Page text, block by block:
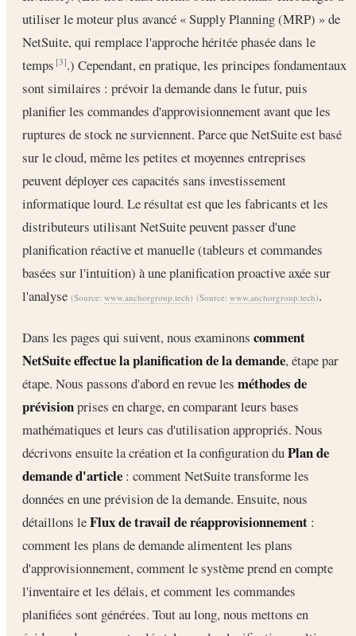
utiliser le moteur plus avancé « Supply Planning (MRP) » de
NetSuite, qui remplace l'approche héritée phasée dans le
temps[3].) Cependant, en pratique, les principes fondamentaux
sont similaires : prévoir la demande dans le futur, puis
planifier les commandes d'approvisionnement avant que les
ruptures de stock ne surviennent. Parce que NetSuite est basé
sur le cloud, même les petites et moyennes entreprises
peuvent déployer ces capacités sans investissement
informatique lourd. Le résultat est que les fabricants et les
distributeurs utilisant NetSuite peuvent passer d'une
planification réactive et manuelle (tableurs et commandes
basées sur l'intuition) à une planification proactive axée sur
l'analyse (Source: www.anchorgroup.tech) (Source: www.anchorgroup.tech).
Dans les pages qui suivent, nous examinons comment
NetSuite effectue la planification de la demande, étape par
étape. Nous passons d'abord en revue les méthodes de
prévisionprises en charge, en comparant leurs bases
mathématiques et leurs cas d'utilisation appropriés. Nous
décrivons ensuite la création et la configuration duPlan de
demande d'article : comment NetSuite transforme les
données en une prévision de la demande. Ensuite, nous
détaillons leFlux de travail de réapprovisionnement :
comment les plans de demande alimentent les plans
d'approvisionnement, comment le système prend en compte
l'inventaire et les délais, et comment les commandes
planifiées sont générées. Tout au long, nous mettons en